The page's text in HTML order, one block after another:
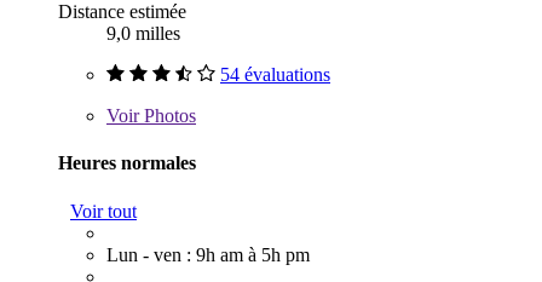
Distance estimée
9,0 milles
54 évaluations
VoirPhotos
Heures normales
Voir tout
Lun - ven : 9h am à 5h pm